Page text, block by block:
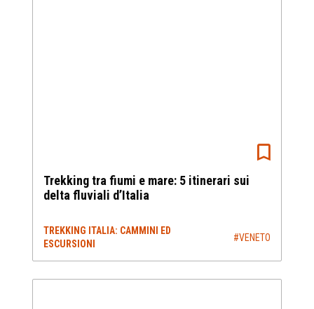
Trekking tra fiumi e mare: 5 itinerari sui
delta fluviali d’Italia
TREKKING ITALIA: CAMMINI ED
ESCURSIONI
#VENETO